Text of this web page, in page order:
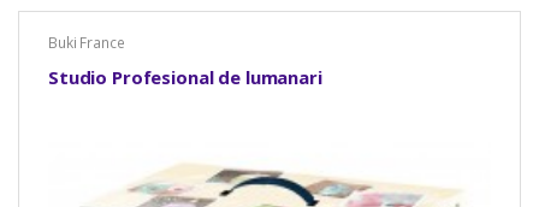
Buki France
Studio Profesional de lumanari